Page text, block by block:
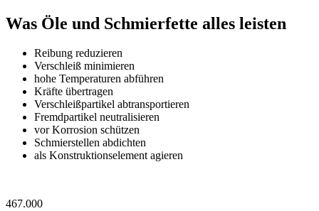
Was Öle und Schmierfette alles leisten
Reibung reduzieren
Verschleiß minimieren
hohe Temperaturen abführen
Kräfte übertragen
Verschleißpartikel abtransportieren
Fremdpartikel neutralisieren
vor Korrosion schützen
Schmierstellen abdichten
als Konstruktionselement agieren
467.000